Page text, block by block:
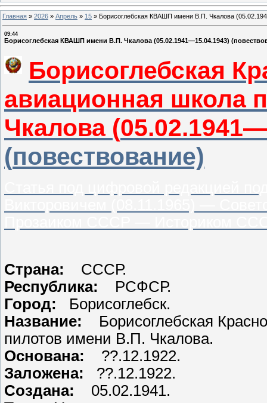
Главная » 2026 » Апрель » 15 » Борисоглебская КВАШП имени В.П. Чкалова
09:44
Борисоглебская КВАШП имени В.П. Чкалова (05.02.1941—15.04.1943)
Борисоглебская
авиационная школа
Чкалова (05.02.1941—
(повествование)
Страна: СССР.
Республика:
РСФСР.
Город: Борисоглебск.
Название: Борисоглебская
пилотов имени В.П. Чкалова.
Основана: ??.12.1922.
Заложена: ??.12.1922.
Создана: 05.02.1941.